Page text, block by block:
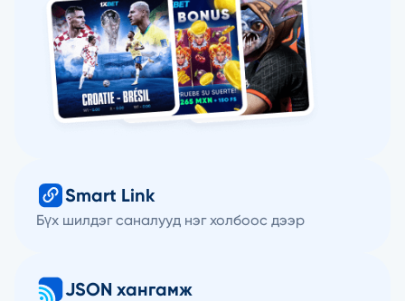
Smart Link
Бүх шилдэг саналууд нэг холбоос дээр
JSON хангамж